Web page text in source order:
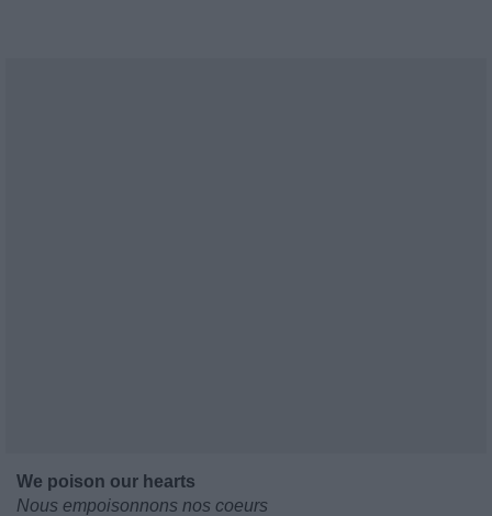
We poison our hearts
Nous empoisonnons nos coeurs